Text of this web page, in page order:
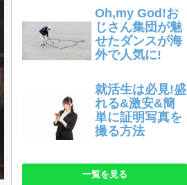
Oh,my God!お
じさん集団が魅
せたダンスが海
外で人気に!
就活生は必見!盛
れる&激安&簡
単に証明写真を
撮る方法
一覧を見る